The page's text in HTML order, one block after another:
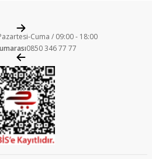
Cuma / 09:00 - 18:00
0850 346 77 77